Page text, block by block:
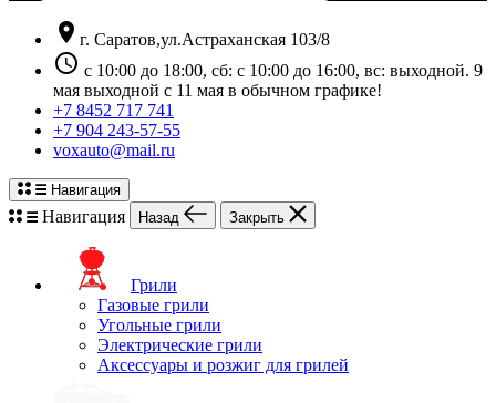
location_on г. Саратов,ул.Астраханская 103/8
schedule с 10:00 до 18:00, сб: с 10:00 до 16:00, вс: выходной. 9
мая выходной с 11 мая в обычном графике!
+7 8452 717 741
+7 904 243-57-55
voxauto@mail.ru
Навигация
Навигация Назад Закрыть
Грили
Газовые грили
Угольные грили
Электрические грили
Аксессуары и розжиг для грилей